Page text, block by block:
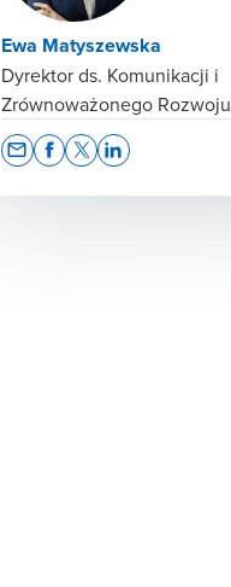
Ewa Matyszewska
Dyrektor ds. Komunikacji i
Zrównoważonego Rozwoju